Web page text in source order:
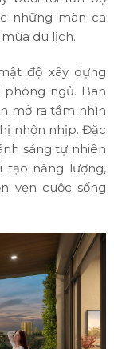
những màn ca
du lịch.
độ xây dựng
ngủ. Ban
mở ra tầm nhìn
nhộn nhịp. Đặc
sáng tự nhiên
tạo năng lượng,
vẹn cuộc sống